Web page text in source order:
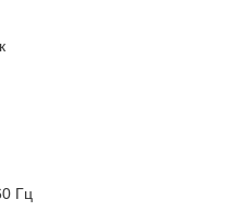
Гц